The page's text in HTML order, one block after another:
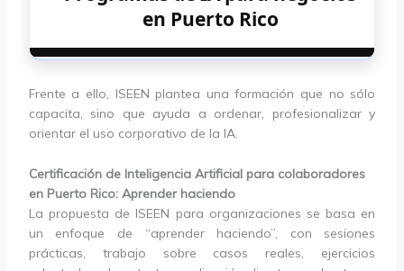
en Puerto Rico
Frente a ello, ISEEN plantea una formación que no sólo
capacita, sino que ayuda a ordenar, profesionalizar y
orientar el uso corporativo de la IA.
Certificación de Inteligencia Artificial para colaboradores
en Puerto Rico: Aprender haciendo
La propuesta de ISEEN para organizaciones se basa en
un enfoque de “aprender haciendo”, con sesiones
prácticas, trabajo sobre casos reales, ejercicios